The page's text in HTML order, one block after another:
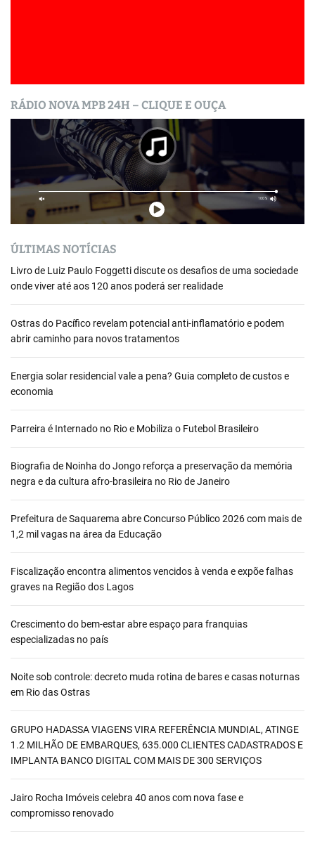
RÁDIO NOVA MPB 24H – CLIQUE E OUÇA
ÚLTIMAS NOTÍCIAS
Livro de Luiz Paulo Foggetti discute os desafios de uma sociedade
onde viver até aos 120 anos poderá ser realidade
Ostras do Pacífico revelam potencial anti-inflamatório e podem
abrir caminho para novos tratamentos
Energia solar residencial vale a pena? Guia completo de custos e
economia
Parreira é Internado no Rio e Mobiliza o Futebol Brasileiro
Biografia de Noinha do Jongo reforça a preservação da memória
negra e da cultura afro-brasileira no Rio de Janeiro
Prefeitura de Saquarema abre Concurso Público 2026 com mais de
1,2 mil vagas na área da Educação
Fiscalização encontra alimentos vencidos à venda e expõe falhas
graves na Região dos Lagos
Crescimento do bem-estar abre espaço para franquias
especializadas no país
Noite sob controle: decreto muda rotina de bares e casas noturnas
em Rio das Ostras
GRUPO HADASSA VIAGENS VIRA REFERÊNCIA MUNDIAL, ATINGE
1.2 MILHÃO DE EMBARQUES, 635.000 CLIENTES CADASTRADOS E
IMPLANTA BANCO DIGITAL COM MAIS DE 300 SERVIÇOS
Jairo Rocha Imóveis celebra 40 anos com nova fase e
compromisso renovado